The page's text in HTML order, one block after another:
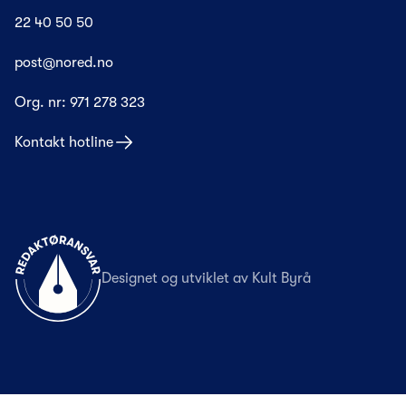
22 40 50 50
post@nored.no
Org. nr: 971 278 323
Kontakt hotline
Til forsiden
Designet og utviklet av Kult Byrå